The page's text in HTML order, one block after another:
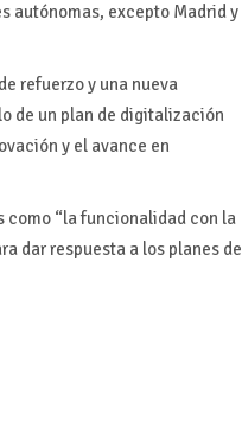
autónomas, excepto Madrid y
refuerzo y una nueva
de un plan de digitalización
y el avance en
como “la funcionalidad con la
dar respuesta a los planes de